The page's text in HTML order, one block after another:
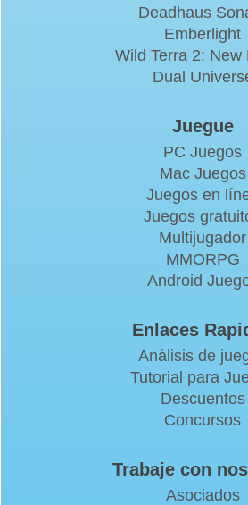
Deadhaus
Emberlight
Wild Terra 2: New
Dual
Juegue
PC Juegos
Mac Juegos
Juegos en
Juegos
Multijugador
MMORPG
Android
Enlaces
Análisis de
Tutorial para
Descuentos
Concursos
Trabaje con
Asociados